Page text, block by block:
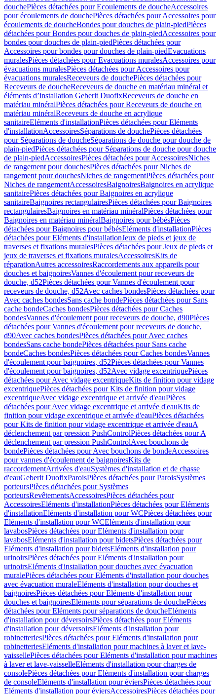
douchePièces détachées pour Ecoulements de doucheAccessoires
pour écoulements de douchePièces détachées pour Accessoires pour
écoulements de doucheBondes pour douches de plain-piedPièces
détachées pour Bondes pour douches de plain-piedAccessoires pour
bondes pour douches de plain-piedPièces détachées pour
Accessoires pour bondes pour douches de plain-piedEvacuations
muralesPièces détachées pour Evacuations muralesAccessoires pour
évacuations muralesPièces détachées pour Accessoires pour
évacuations muralesReceveurs de douchePièces détachées pour
Receveurs de doucheReceveurs de douche en matériau minéral et
éléments d’installation Geberit DuofixReceveurs de douche en
matériau minéralPièces détachées pour Receveurs de douche en
matériau minéralReceveurs de douche en acrylique
sanitaireEléments d'installationPièces détachées pour Eléments
d'installationAccessoiresSéparations de douchePièces détachées
pour Séparations de doucheSéparations de douche pour douche de
plain-piedPièces détachées pour Séparations de douche pour douche
de plain-piedAccessoiresPièces détachées pour AccessoiresNiches
de rangement pour douchesPièces détachées pour Niches de
rangement pour douchesNiches de rangementPièces détachées pour
Niches de rangementAccessoiresBaignoiresBaignoires en acrylique
sanitairePièces détachées pour Baignoires en acrylique
sanitaireBaignoires rectangulairesPièces détachées pour Baignoires
rectangulairesBaignoires en matériau minéralPièces détachées pour
Baignoires en matériau minéralBaignoires pour bébésPièces
détachées pour Baignoires pour bébésEléments d'installationPièces
détachées pour Eléments d'installationJeux de pieds et jeux de
traverses et fixations muralesPièces détachées pour Jeux de pieds et
jeux de traverses et fixations muralesAccessoiresKits de
réparationAutres accessoiresRaccordements aux appareils pour
douches et baignoiresVannes d'écoulement pour receveurs de
douche, d52Pièces détachées pour Vannes d'écoulement pour
receveurs de douche, d52Avec caches bondesPièces détachées pour
Avec caches bondesSans cache bondePièces détachées pour Sans
cache bondeCaches bondesPièces détachées pour Caches
bondesVannes d'écoulement pour receveurs de douche, d90Pièces
détachées pour Vannes d'écoulement pour receveurs de douche,
d90Avec caches bondesPièces détachées pour Avec caches
bondesSans cache bondePièces détachées pour Sans cache
bondeCaches bondesPièces détachées pour Caches bondesVannes
d'écoulement pour baignoires, d52Pièces détachées pour Vannes
d'écoulement pour baignoires, d52Avec vidage excentriquePièces
détachées pour Avec vidage excentriqueKits de finition pour vidage
excentriquePièces détachées pour Kits de finition pour vidage
excentriqueAvec vidage excentrique et arrivée d'eauPièces
détachées pour Avec vidage excentrique et arrivée d'eauKits de
finition pour vidage excentrique et arrivée d'eauPièces détachées
pour Kits de finition pour vidage excentrique et arrivée d'eauA
déclenchement par pression PushControlPièces détachées pour A
déclenchement par pression PushControlAvec bouchons de
bondePièces détachées pour Avec bouchons de bondeAccessoires
pour vannes d'écoulement de baignoiresKits de
raccordementArrivées d'eauSystèmes d'installation et de chasse
d'eauGeberit DuofixParoisPièces détachées pour ParoisSystèmes
porteursPièces détachées pour Systèmes
porteursRevêtementsAccessoiresPièces détachées pour
AccessoiresEléments d'installationPièces détachées pour Eléments
d'installationEléments d'installation pour WCPièces détachées pour
Eléments d'installation pour WCEléments d'installation pour
lavabosPièces détachées pour Eléments d'installation pour
lavabosEléments d'installation pour bidetsPièces détachées pour
Eléments d'installation pour bidetsEléments d'installation pour
urinoirsPièces détachées pour Eléments d'installation pour
urinoirsEléments d'installation pour douches avec évacuation
muralePièces détachées pour Eléments d'installation pour douches
avec évacuation muraleEléments d'installation pour douches et
baignoiresPièces détachées pour Eléments d'installation pour
douches et baignoiresEléments pour séparations de douchePièces
détachées pour Eléments pour séparations de doucheEléments
d'installation pour déversoirsPièces détachées pour Eléments
d'installation pour déversoirsEléments d'installation pour
robinetteriesPièces détachées pour Eléments d'installation pour
robinetteriesEléments d'installation pour machines à laver et lave-
vaissellePièces détachées pour Eléments d'installation pour machines
à laver et lave-vaisselleEléments d'installation pour charges de
consolePièces détachées pour Eléments d'installation pour charges
de consoleEléments d'installation pour éviersPièces détachées pour
Eléments d'installation pour éviersAccessoiresPièces détachées pour